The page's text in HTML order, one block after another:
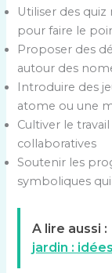
Utiliser des
pour faire le
Proposer des
autour des
Introduire des
atome ou une
Cultiver le
collaboratives
Soutenir les
symboliques
A lire aussi :
jardin :